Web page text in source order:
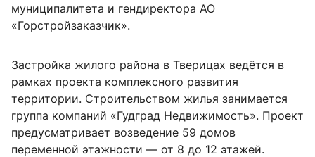
муниципалитета и гендиректора АО
«Горстройзаказчик».
Застройка жилого района в Тверицах ведётся в
рамках проекта комплексного развития
территории. Строительством жилья занимается
группа компаний «Гудград Недвижимость». Проект
предусматривает возведение 59 домов
переменной этажности — от 8 до 12 этажей.